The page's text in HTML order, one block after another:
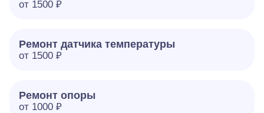
от 1500 ₽
Ремонт датчика температуры
от 1500 ₽
Ремонт опоры
от 1000 ₽